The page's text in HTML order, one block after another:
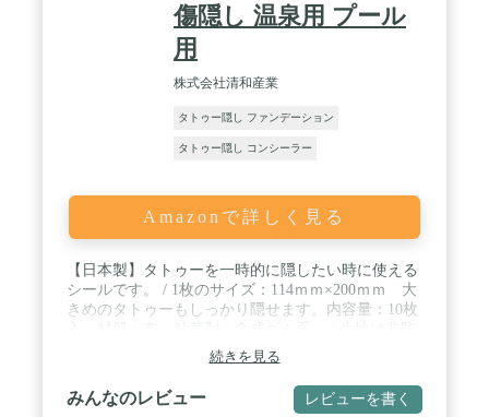
傷隠し 温泉用 プール
用
株式会社清和産業
タトゥー隠し ファンデーション
タトゥー隠し コンシーラー
Amazonで詳しく見る
【日本製】タトゥーを一時的に隠したい時に使える
シールです。 / 1枚のサイズ：114ｍｍ×200ｍｍ 大
きめのタトゥーもしっかり隠せます。内容量：10枚
水ですが、粘着剤は水や汗に強いので浴場、温泉、
サウナ、プール、スポーツ施設などでのご使用に最
適です。 / 水を使わずに貼れるシールタイプなの
で、道具も必要なく、外出先でも簡単に貼れます。
続きを見る
みんなのレビュー レビューを書く